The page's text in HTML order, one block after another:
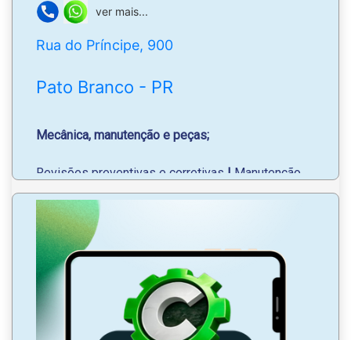
ver mais...
Rua do Príncipe, 900
Pato Branco - PR
Mecânica, manutenção e peças;
Revisões preventivas e corretivas | Manutenção
de Bob Cat|Trabalhamos com toda linha de
maquinário pesado;
WhatsApp: (46) 99108-4027
Atendendo todo o sudoeste do Paraná!